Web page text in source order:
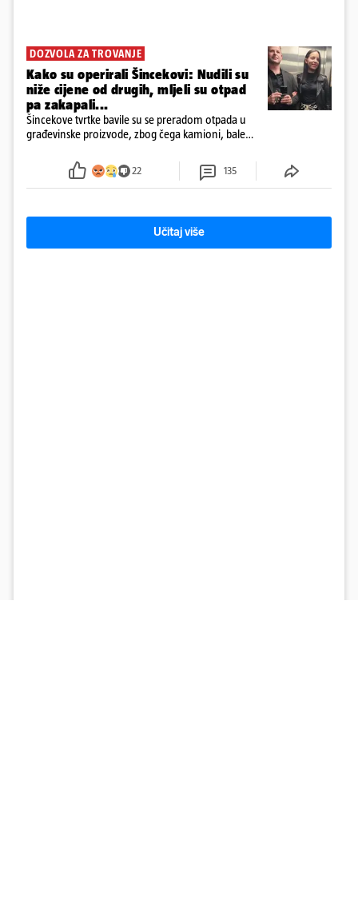
DOZVOLA ZA TROVANJE
Kako su operirali Šincekovi: Nudili su
niže cijene od drugih, mljeli su otpad
pa zakapali...
Šincekove tvrtke bavile su se preradom otpada u
građevinske proizvode, zbog čega kamioni, bale
22 135
Učitaj više